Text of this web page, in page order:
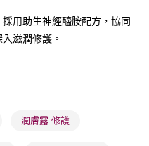
送達
天送達
用助生神經醯胺配方，協同
滋潤修護。
潤膚露 修護